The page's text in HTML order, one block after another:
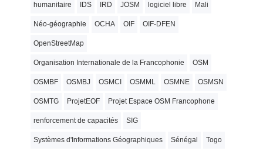
humanitaire IDS IRD JOSM logiciel libre Mali
Néo-géographie OCHA OIF OIF-DFEN
OpenStreetMap
Organisation Internationale de la Francophonie OSM
OSMBF OSMBJ OSMCI OSMML OSMNE OSMSN
OSMTG ProjetEOF Projet Espace OSM Francophone
renforcement de capacités SIG
Systèmes d'Informations Géographiques Sénégal Togo